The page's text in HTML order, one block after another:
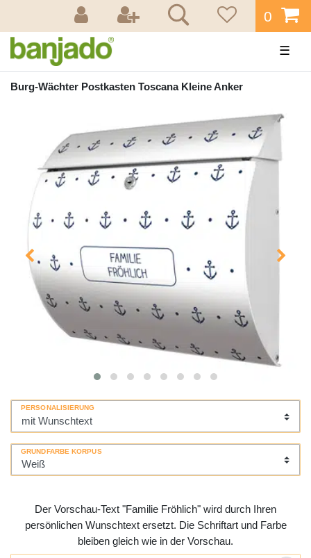
0
☰
Burg-Wächter Postkasten Toscana Kleine Anker
PERSONALISIERUNG
GRUNDFARBE KORPUS
Der Vorschau-Text "Familie Fröhlich" wird durch Ihren
persönlichen Wunschtext ersetzt. Die Schriftart und Farbe
bleiben gleich wie in der Vorschau.